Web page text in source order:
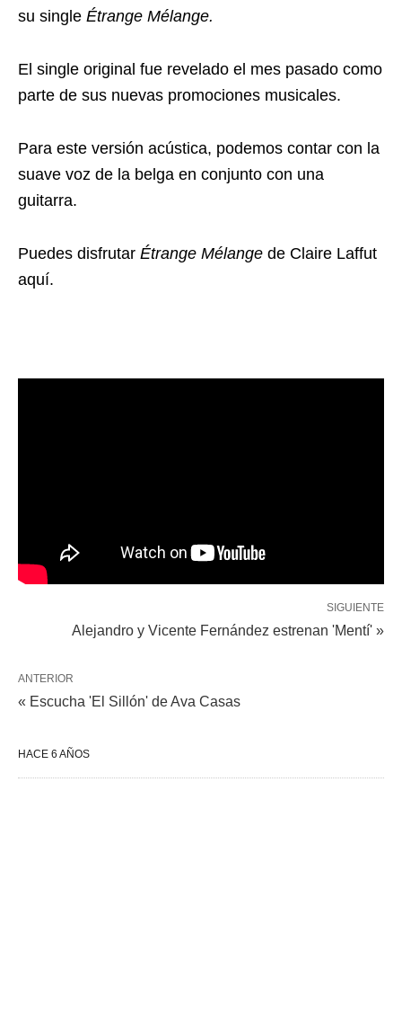
su single Étrange Mélange.
El single original fue revelado el mes pasado como
parte de sus nuevas promociones musicales.
Para este versión acústica, podemos contar con la
suave voz de la belga en conjunto con una
guitarra.
Puedes disfrutar Étrange Mélange de Claire Laffut
aquí.
SIGUIENTE
Alejandro y Vicente Fernández estrenan 'Mentí' »
ANTERIOR
« Escucha 'El Sillón' de Ava Casas
HACE 6 AÑOS